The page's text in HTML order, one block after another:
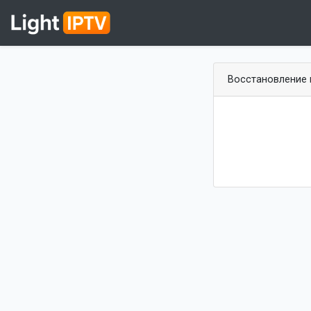
Восстановление